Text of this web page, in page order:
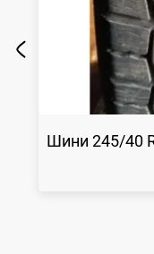
Шини245/40